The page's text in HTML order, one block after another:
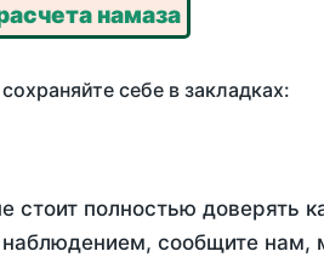
намаза
себе в закладках:
стоит полностью доверять
сообщите нам,